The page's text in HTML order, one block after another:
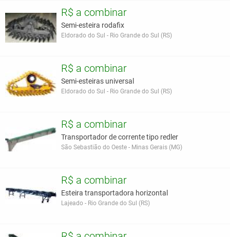
R$ a combinar
Semi-esteira rodafix
Eldorado do Sul - Rio Grande do Sul (RS)
R$ a combinar
Semi-esteiras universal
Eldorado do Sul - Rio Grande do Sul (RS)
R$ a combinar
Transportador de corrente tipo redler
São Sebastião do Oeste - Minas Gerais (MG)
R$ a combinar
Esteira transportadora horizontal
Lajeado - Rio Grande do Sul (RS)